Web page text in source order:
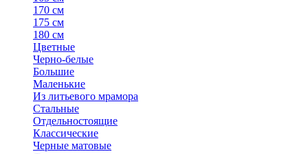
170 см
175 см
180 см
Цветные
Черно-белые
Большие
Маленькие
Из литьевого мрамора
Стальные
Отдельностоящие
Классические
Черные матовые